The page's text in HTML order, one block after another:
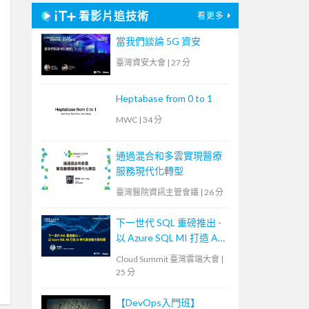
看影片追技術 看更多
當我們談論 5G 資安
臺灣資安大會 | 27 分
Heptabase from 0 to 1
MWC | 34 分
通過混合和多雲實現醫療
服務現代化轉型
臺灣醫院資訊主管會議 | 26 分
下一世代 SQL 重磅推出 -
以 Azure SQL MI 打造 AI
時代雲地整合資料庫
Cloud Summit 臺灣雲端大會 |
25 分
【DevOps入門班】